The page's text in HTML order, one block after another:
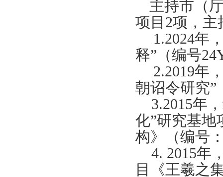
主持市（
项目2项，主
1.2024年
释”（编号
2.2019年
朝诏令研究”
3.2015年
化”研究基地
构》（编号
4. 2015年
目《王羲之